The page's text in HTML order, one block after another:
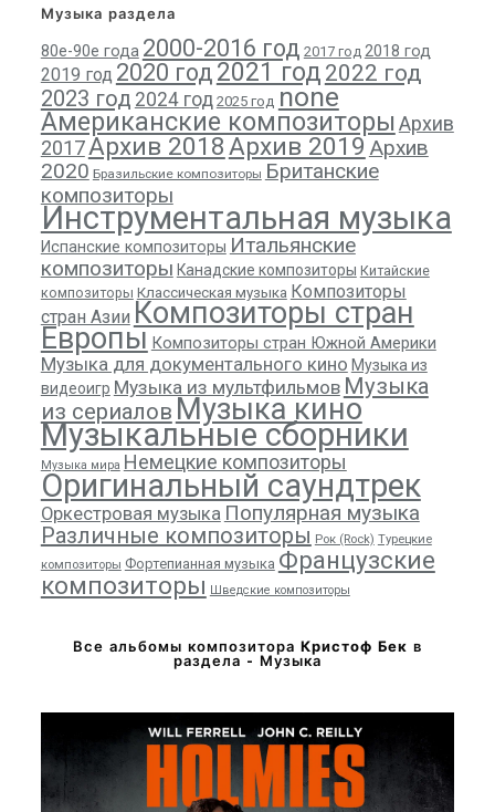
Музыка раздела
80е-90е года 2000-2016 год 2017 год 2018 год
2019 год 2020 год 2021 год 2022 год
2023 год 2024 год 2025 год none
Американские композиторы Архив
2017Архив 2018Архив 2019Архив
2020 Бразильские композиторы Британские
композиторы
Инструментальная музыка
Испанские композиторы Итальянские
композиторы Канадские композиторы Китайские
композиторы Классическая музыка Композиторы
стран Азии Композиторы стран
Европы Композиторы стран Южной Америки
Музыка для документального кино Музыка из
видеоигр Музыка из мультфильмов Музыка
из сериалов Музыка кино
Музыкальные сборники
Музыка мира Немецкие композиторы
Оригинальный саундтрек
Оркестровая музыка Популярная музыка
Различные композиторы Рок (Rock) Турецкие
композиторы Фортепианная музыка Французские
композиторы Шведские композиторы
Все альбомы композитора Кристоф Бек в
раздела - Музыка